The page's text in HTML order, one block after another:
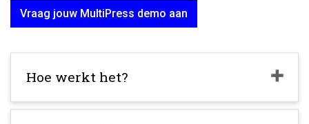
Vraag jouw MultiPress demo aan
Hoe werkt het?